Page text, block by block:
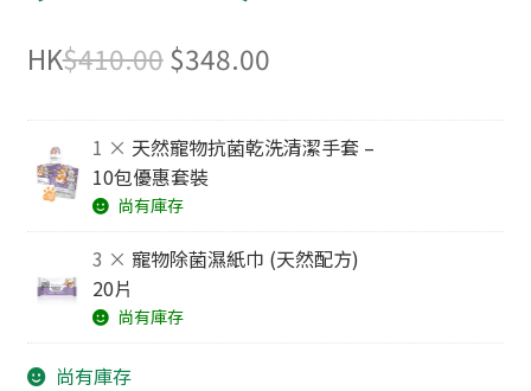
HK$410.00Original
was:
$410.00.
$348.00Current
is:
1 × 天然寵物抗菌乾洗清潔手套 –
10包優惠套裝
尚有庫存
3 × 寵物除菌濕紙巾 (天然配方)
20片
尚有庫存
尚有庫存